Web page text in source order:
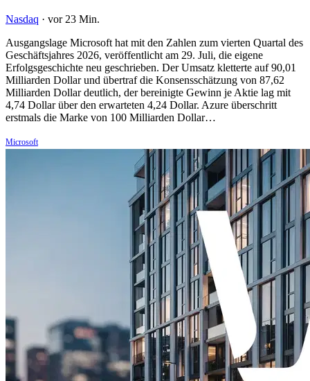
Nasdaq · vor 23 Min.
Ausgangslage Microsoft hat mit den Zahlen zum vierten Quartal des
Geschäftsjahres 2026, veröffentlicht am 29. Juli, die eigene
Erfolgsgeschichte neu geschrieben. Der Umsatz kletterte auf 90,01
Milliarden Dollar und übertraf die Konsensschätzung von 87,62
Milliarden Dollar deutlich, der bereinigte Gewinn je Aktie lag mit
4,74 Dollar über den erwarteten 4,24 Dollar. Azure überschritt
erstmals die Marke von 100 Milliarden Dollar…
Microsoft